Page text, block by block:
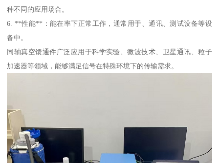
种不同的应用场合。
6. **性能**：能在率下正常工作，通常用于、通讯、测试设备等设
备中。
同轴真空馈通件广泛应用于科学实验、微波技术、卫星通讯、粒子
加速器等领域，能够满足信号在特殊环境下的传输需求。